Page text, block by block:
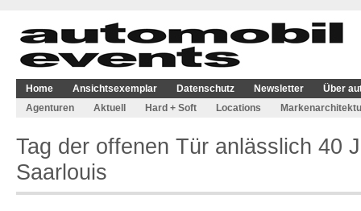
Home Ansichtsexemplar Datenschutz Newsletter
Über
Agenturen
Aktuell Hard + Soft Locations
Tag der offenen Tür anlässlich 40
Saarlouis